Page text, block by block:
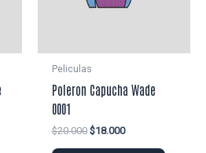
Peliculas
Poleron Capucha Wade
0001
$20.000 El
$18.000El